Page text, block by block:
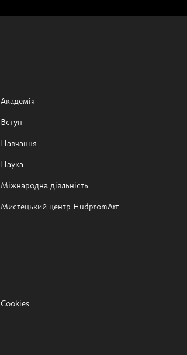
Академія
Вступ
Навчання
Наука
Міжнародна діяльність
Мистецький центр HudpromArt
Cookies